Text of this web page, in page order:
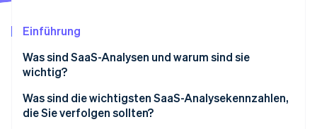
Atlas
Start-up-Gründung
Climate
CO₂-Entnahme
Identity
Online-Identitätsprüfung
Stripe App-Marktplatz
Einführung
Was sind SaaS-Analysen und warum sind sie
wichtig?
Was sind die wichtigsten SaaS-Analysekennzahlen,
die Sie verfolgen sollten?